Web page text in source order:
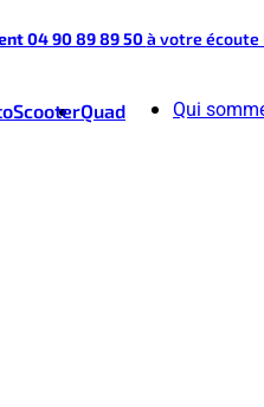
04 90 89 89 50à votre écoute
ScooterQuad Qui